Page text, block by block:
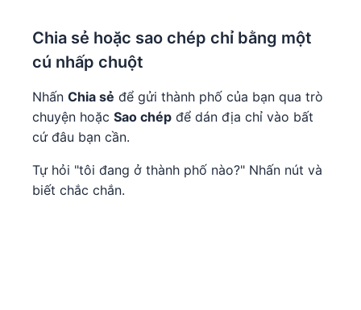
Chia sẻ hoặc sao chép chỉ bằng một
cú nhấp chuột
Nhấn Chia sẻ để gửi thành phố của bạn qua trò
chuyện hoặc Sao chép để dán địa chỉ vào bất
cứ đâu bạn cần.
Tự hỏi "tôi đang ở thành phố nào?" Nhấn nút và
biết chắc chắn.